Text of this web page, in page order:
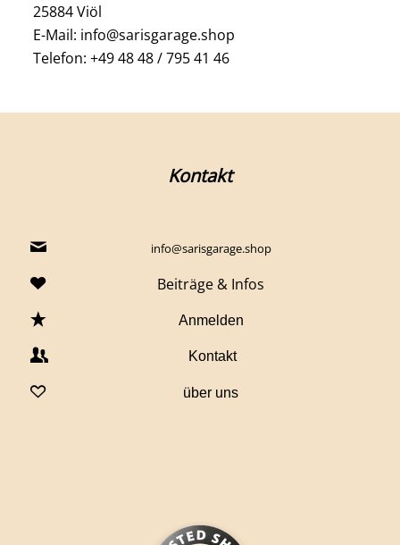
25884 Viöl
E-Mail: info@sarisgarage.shop
Telefon: +49 48 48 / 795 41 46
Kontakt
info@sarisgarage.shop
Beiträge & Infos
Anmelden
Kontakt
über uns